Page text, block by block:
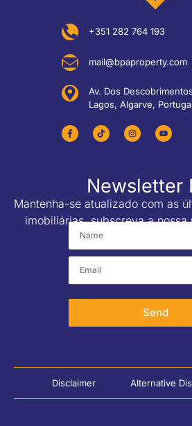
+351 282 764 193
mail@bpaproperty.com
Av. Dos
Lagos, Algarve,
Newsletter
Mantenha-se atualizado com as
imobiliárias, subscreva a nossa
Send
Disclaimer Alternative